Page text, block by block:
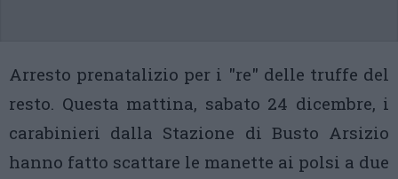
Arresto prenatalizio per i "re" delle truffe del
resto. Questa mattina, sabato 24 dicembre, i
carabinieri dalla Stazione di Busto Arsizio
hanno fatto scattare le manette ai polsi a due